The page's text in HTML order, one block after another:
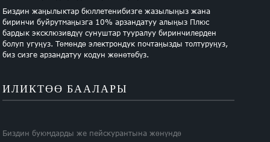
Биздин жаңылыктар бюллетенибизге жазылыңыз жана
биринчи буйрутмаңызга 10% арзандатуу алыңыз Плюс
бардык эксклюзивдүү сунуштар тууралуу биринчилерден
болуп угуңуз. Төмөндө электрондук почтаңызды толтуруңуз,
биз сизге арзандатуу кодун жөнөтөбүз.
ИЛИКТӨӨ БААЛАРЫ
Биздин буюмдарды же пейскурантына жөнүндө